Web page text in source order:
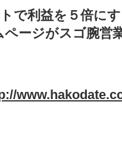
で利益を５倍に
ページがスゴ腕営